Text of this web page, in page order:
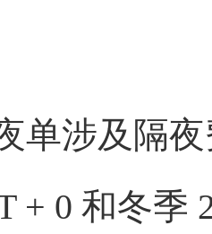
单涉及隔
+ 0 和冬季